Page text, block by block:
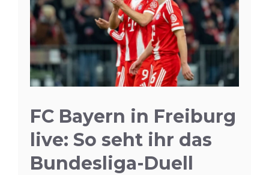
FC Bayern in Freiburg
live: So seht ihr das
Bundesliga-Duell